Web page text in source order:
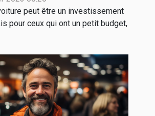
peut être un investissement
pour ceux qui ont un petit budget,